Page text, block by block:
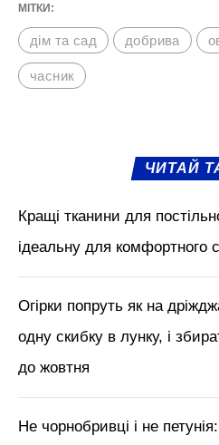
МІТКИ:
дім та сад добрива
часник
ЧИТАЙ
Кращі тканини для
ідеальну для комфортного
Огірки попруть як на
одну скибку в лунку, і
до жовтня
Не чорнобривці і не